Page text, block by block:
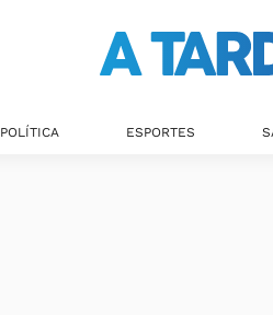
POLÍTICA ESPORTES